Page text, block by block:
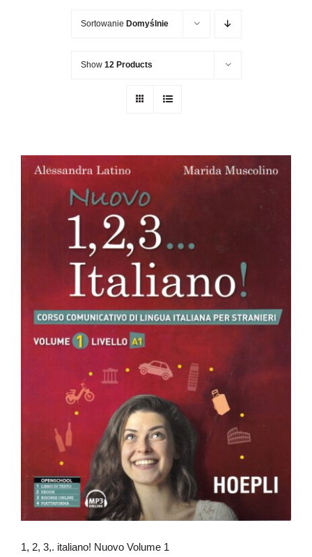
Sortowanie Domyślnie
Show 12 Products
1, 2, 3,. italiano! Nuovo Volume 1
1, 2, 3,. italiano! Nuovo Volume 1